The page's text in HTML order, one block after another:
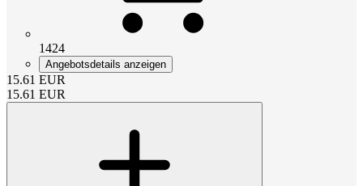
1424
Angebotsdetails anzeigen
15.61 EUR
15.61 EUR